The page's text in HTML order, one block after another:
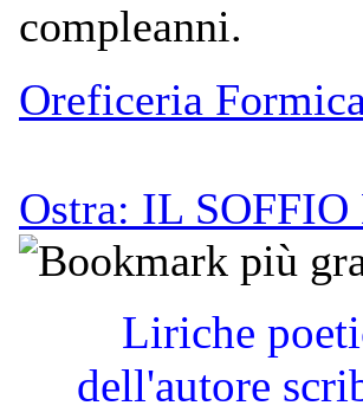
compleanni.
Oreficeria
Ostra: IL
Liriche
dell'autore